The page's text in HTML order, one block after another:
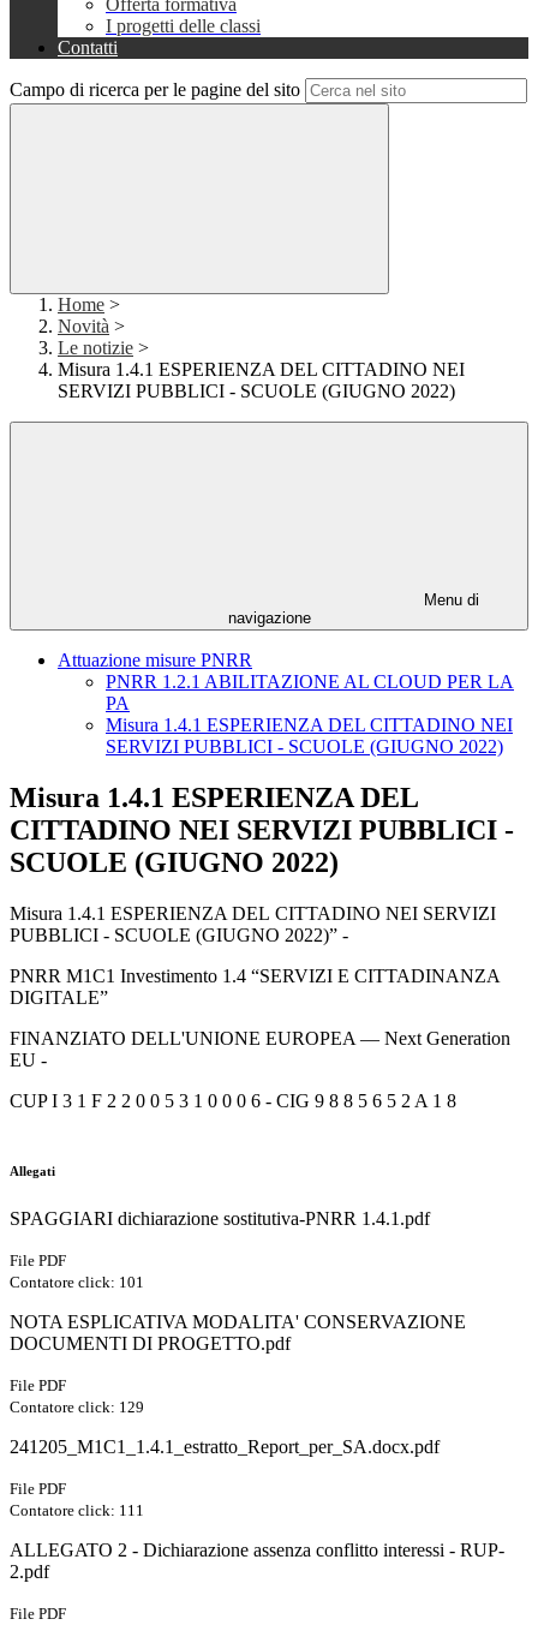
Offerta formativa
I progetti delle classi
Contatti
Campo di ricerca per le pagine del sito
Home >
Novità >
Le notizie >
Misura 1.4.1 ESPERIENZA DEL CITTADINO NEI
SERVIZI PUBBLICI - SCUOLE (GIUGNO 2022)
Menu di
navigazione
Attuazione misure PNRR
PNRR 1.2.1 ABILITAZIONE AL CLOUD PER LA
PA
Misura 1.4.1 ESPERIENZA DEL CITTADINO NEI
SERVIZI PUBBLICI - SCUOLE (GIUGNO 2022)
Misura 1.4.1 ESPERIENZA DEL
CITTADINO NEI SERVIZI PUBBLICI -
SCUOLE (GIUGNO 2022)
Misura 1.4.1 ESPERIENZA DEL CITTADINO NEI SERVIZI
PUBBLICI - SCUOLE (GIUGNO 2022)” -
PNRR M1C1 Investimento 1.4 “SERVIZI E CITTADINANZA
DIGITALE”
FINANZIATO DELL'UNIONE EUROPEA — Next Generation
EU -
CUP I 3 1 F 2 2 0 0 5 3 1 0 0 0 6 - CIG 9 8 8 5 6 5 2 A 1 8
Allegati
SPAGGIARI dichiarazione sostitutiva-PNRR 1.4.1.pdf
File PDF
Contatore click: 101
NOTA ESPLICATIVA MODALITA' CONSERVAZIONE
DOCUMENTI DI PROGETTO.pdf
File PDF
Contatore click: 129
241205_M1C1_1.4.1_estratto_Report_per_SA.docx.pdf
File PDF
Contatore click: 111
ALLEGATO 2 - Dichiarazione assenza conflitto interessi - RUP-
2.pdf
File PDF